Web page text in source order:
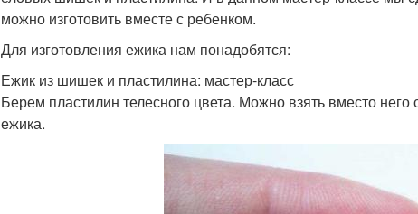
можно изготовить вместе с ребенком.
Для изготовления ежика нам понадобятся:
Ежик из шишек и пластилина: мастер-класс
Берем пластилин телесного цвета. Можно взять вместо
ежика.